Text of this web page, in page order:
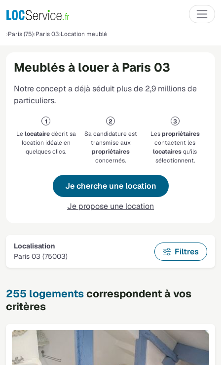
Paris (75) Paris 03 Location meublé
Meublés à louer à Paris 03
Notre concept a déjà séduit plus de 2,9 millions de
particuliers.
Lelocatairedécrit sa
location idéale en
quelques clics.
Sa candidature est
transmise aux
propriétaires
concernés.
Lespropriétaires
contactent les
locatairesqu'ils
sélectionnent.
Je cherche une location
Je propose une location
Localisation
Paris 03 (75003)
Filtres
255 logementscorrespondent à vos
critères